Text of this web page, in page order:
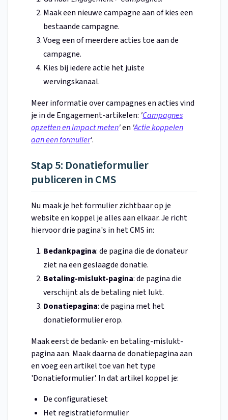
Maak een nieuwe campagne aan of kies een
bestaande campagne.
Voeg een of meerdere acties toe aan de
campagne.
Kies bij iedere actie het juiste
wervingskanaal.
Meer informatie over campagnes en acties vind
je in de Engagement-artikelen: 'Campagnes
opzetten en impact meten'en 'Actie koppelen
aan een formulier'.
Stap 5: Donatieformulier
publiceren in CMS
Nu maak je het formulier zichtbaar op je
website en koppel je alles aan elkaar. Je richt
hiervoor drie pagina's in het CMS in:
Bedankpagina: de pagina die de donateur
ziet na een geslaagde donatie.
Betaling-mislukt-pagina: de pagina die
verschijnt als de betaling niet lukt.
Donatiepagina: de pagina met het
donatieformulier erop.
Maak eerst de bedank- en betaling-mislukt-
pagina aan. Maak daarna de donatiepagina aan
en voeg een artikel toe van het type
'Donatieformulier'. In dat artikel koppel je:
De configuratieset
Het registratieformulier